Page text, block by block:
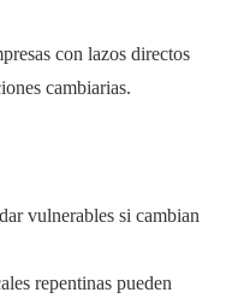
con lazos directos
cambiarias.
vulnerables si cambian
repentinas pueden